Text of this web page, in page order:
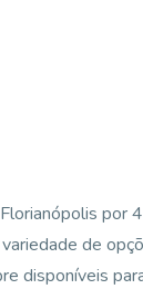
por
de
disponíveis